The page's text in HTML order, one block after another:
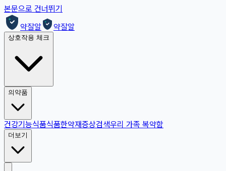
본문으로 건너뛰기
약잘알
약잘알
상호작용 체크
의약품
건강기능식품식품한약재증상검색우리 가족 복약함
더보기